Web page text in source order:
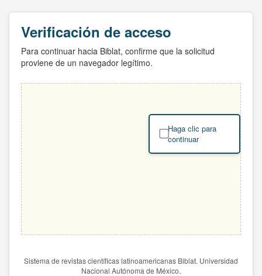
Verificación de acceso
Para continuar hacia Biblat, confirme que la solicitud
proviene de un navegador legítimo.
Haga clic para
continuar
Sistema de revistas científicas latinoamericanas Biblat. Universidad
Nacional Autónoma de México.